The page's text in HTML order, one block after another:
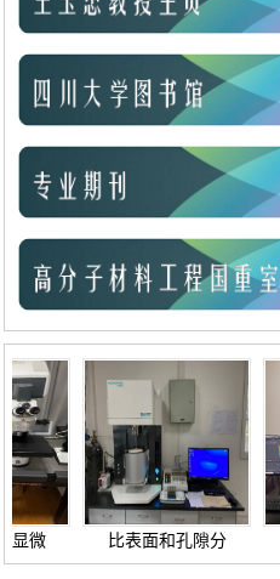
微
比表面和孔隙分
析...